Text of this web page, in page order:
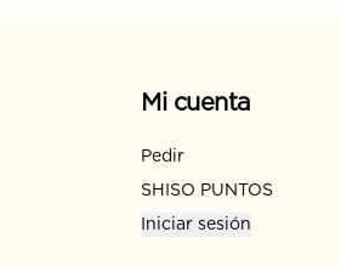
Mi cuenta
Pedir
SHISO PUNTOS
Iniciar sesión